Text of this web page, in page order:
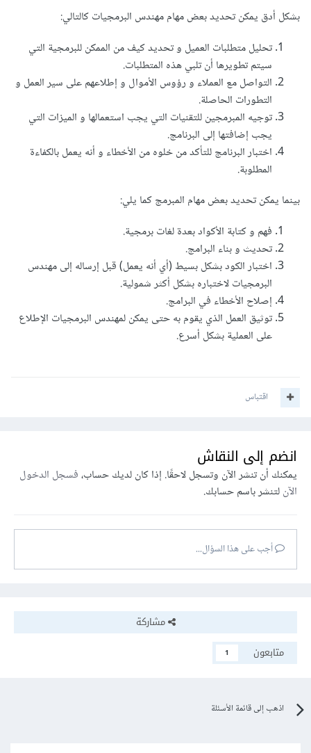
بشكل أدق يمكن تحديد بعض مهام مهندس البرمجيات كالتالي:
تحليل متطلبات العميل و تحديد كيف من الممكن للبرمجية التي
سيتم تطويرها أن تلبي هذه المتطلبات.
التواصل مع العملاء و رؤوس الأموال و إطلاعهم على سير العمل و
التطورات الحاصلة.
توجيه المبرمجين للتقنيات التي يجب استعمالها و الميزات التي
يجب إضافتها إلى البرنامج.
اختبار البرنامج للتأكد من خلوه من الأخطاء و أنه يعمل بالكفاءة
المطلوبة.
بينما يمكن تحديد بعض مهام المبرمج كما يلي:
فهم و كتابة الأكواد بعدة لغات برمجية.
تحديث و بناء البرامج.
اختبار الكود بشكل بسيط (أي أنه يعمل) قبل إرساله إلى مهندس
البرمجيات لاختباره بشكل أكثر شمولية.
إصلاح الأخطاء في البرامج.
توثيق العمل الذي يقوم به حتى يمكن لمهندس البرمجيات الإطلاع
على العملية بشكل أسرع.
اقتباس
انضم إلى النقاش
يمكنك أن تنشر الآن وتسجل لاحقًا. إذا كان لديك حساب،فسجل الدخول
الآنلتنشر باسم حسابك.
أجب على هذا السؤال...
مشاركة
متابعون
1
اذهب إلى قائمة الأسئلة